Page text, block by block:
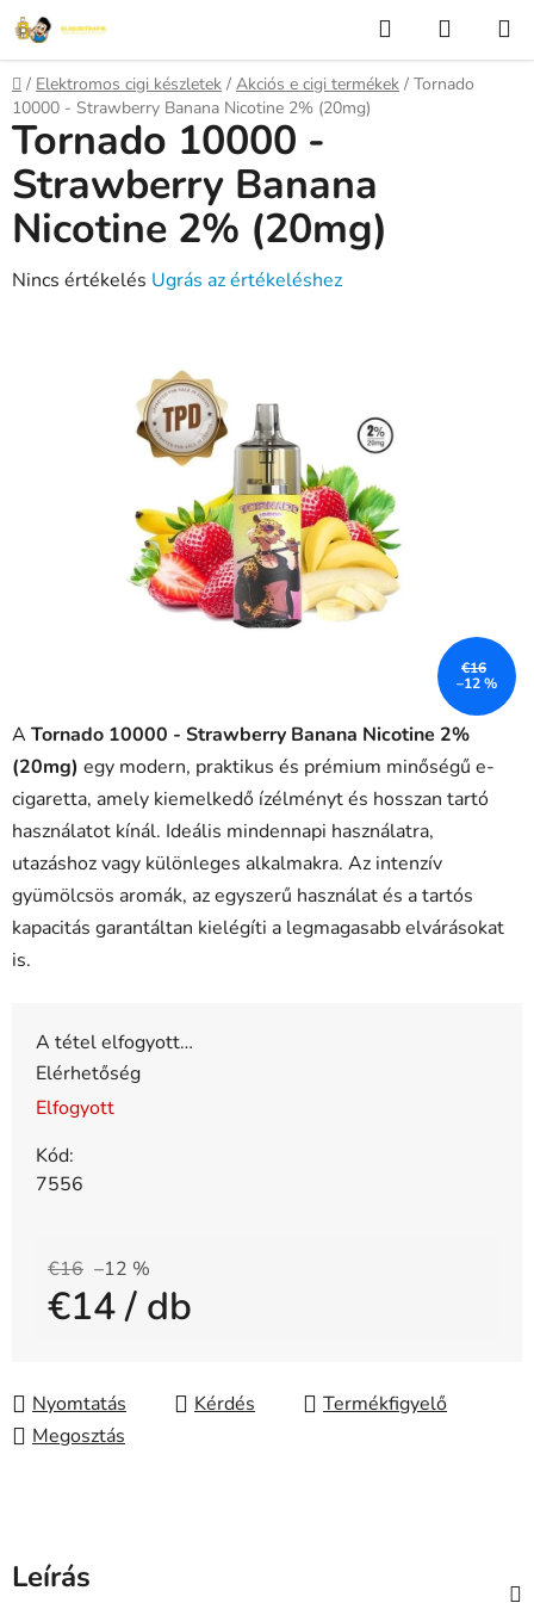
Ugrás
fő
tartalomhoz
KeresésKOSÁR
Kezdőlap
/ Elektromos cigi készletek / Akciós e cigi termékek / Tornado
10000 - Strawberry Banana Nicotine 2% (20mg)
A Tornado 10000 - Strawberry Banana Nicotine 2%
(20mg) egy modern, praktikus és prémium minőségű e-
cigaretta, amely kiemelkedő ízélményt és hosszan tartó
használatot kínál. Ideális mindennapi használatra,
utazáshoz vagy különleges alkalmakra. Az intenzív
gyümölcsös aromák, az egyszerű használat és a tartós
kapacitás garantáltan kielégíti a legmagasabb elvárásokat
is.
A tétel elfogyott…
Elérhetőség
Elfogyott
Kód:
7556
€16 –12 %
€14/ db
Nyomtatás
Kérdés
Megosztás
Tornado 10000 -
Strawberry Banana
Nicotine 2% (20mg)
A
Nincs értékelés Ugrás az értékeléshez
€16
–12 %
Leírás